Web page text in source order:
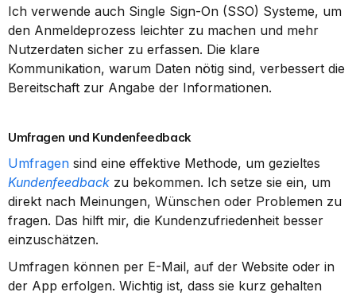
Ich verwende auch Single Sign-On (SSO) Systeme, um
den Anmeldeprozess leichter zu machen und mehr
Nutzerdaten sicher zu erfassen. Die klare
Kommunikation, warum Daten nötig sind, verbessert die
Bereitschaft zur Angabe der Informationen.
Umfragen und Kundenfeedback
Umfragen
Kundenfeedback zu bekommen. Ich setze sie ein, um
direkt nach Meinungen, Wünschen oder Problemen zu
fragen. Das hilft mir, die Kundenzufriedenheit besser
einzuschätzen.
Umfragen können per E-Mail, auf der Website oder in
der App erfolgen. Wichtig ist, dass sie kurz gehalten